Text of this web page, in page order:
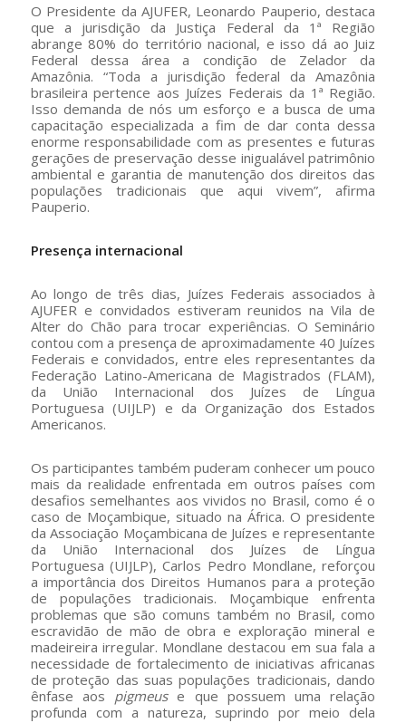
O Presidente da AJUFER, Leonardo Pauperio, destaca
que a jurisdição da Justiça Federal da 1ª Região
abrange 80% do território nacional, e isso dá ao Juiz
Federal dessa área a condição de Zelador da
Amazônia. “Toda a jurisdição federal da Amazônia
brasileira pertence aos Juízes Federais da 1ª Região.
Isso demanda de nós um esforço e a busca de uma
capacitação especializada a fim de dar conta dessa
enorme responsabilidade com as presentes e futuras
gerações de preservação desse inigualável patrimônio
ambiental e garantia de manutenção dos direitos das
populações tradicionais que aqui vivem”, afirma
Pauperio.
Presença internacional
Ao longo de três dias, Juízes Federais associados à
AJUFER e convidados estiveram reunidos na Vila de
Alter do Chão para trocar experiências. O Seminário
contou com a presença de aproximadamente 40 Juízes
Federais e convidados, entre eles representantes da
Federação Latino-Americana de Magistrados (FLAM),
da União Internacional dos Juízes de Língua
Portuguesa (UIJLP) e da Organização dos Estados
Americanos.
Os participantes também puderam conhecer um pouco
mais da realidade enfrentada em outros países com
desafios semelhantes aos vividos no Brasil, como é o
caso de Moçambique, situado na África. O presidente
da Associação Moçambicana de Juízes e representante
da União Internacional dos Juízes de Língua
Portuguesa (UIJLP), Carlos Pedro Mondlane, reforçou
a importância dos Direitos Humanos para a proteção
de populações tradicionais. Moçambique enfrenta
problemas que são comuns também no Brasil, como
escravidão de mão de obra e exploração mineral e
madeireira irregular. Mondlane destacou em sua fala a
necessidade de fortalecimento de iniciativas africanas
de proteção das suas populações tradicionais, dando
ênfase aos pigmeuse que possuem uma relação
profunda com a natureza, suprindo por meio dela